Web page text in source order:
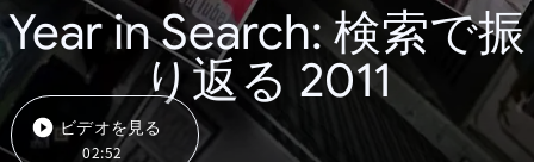
Year in Search: 検索で振
り返る 2011
ビデオを見る
02:52